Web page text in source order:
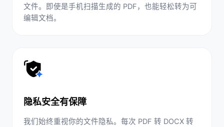
文件。即使是手机扫描生成的 PDF，也能轻松转为可
编辑文档。
隐私安全有保障
我们始终重视你的文件隐私。每次 PDF 转 DOCX 转